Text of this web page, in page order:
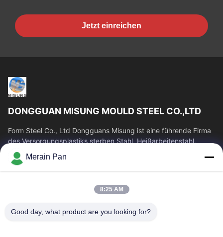
Jetzt einreichen
DONGGUAN MISUNG MOULD STEEL CO.,LTD
Form Steel Co., Ltd Dongguans Misung ist eine führende Firma
des Versorgungsplastiks sterben Stahl, Heißarbeitenstahl,
Kaltverformungsstahl,...
Schnelllinks
Fabrik-Ausflug
Qualitätskontrolle
Merain Pan
8:25 AM
Good day, what product are you looking for?